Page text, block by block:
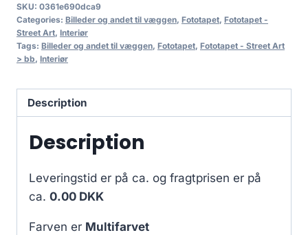
SKU: 0361e690dca9
Categories: Billeder og andet til væggen, Fototapet, Fototapet -
Street Art, Interiør
Tags: Billeder og andet til væggen, Fototapet, Fototapet - Street Art
> bb, Interiør
Description
Description
Leveringstid er på ca. og fragtprisen er på
ca. 0.00 DKK
Farven er Multifarvet